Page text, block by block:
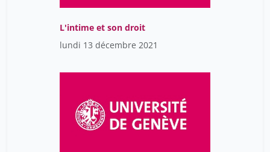
L'intime et son droit
lundi 13 décembre 2021